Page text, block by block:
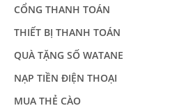
CỔNG THANH TOÁN
THIẾT BỊ THANH TOÁN
QUÀ TẶNG SỐ WATANE
NẠP TIỀN ĐIỆN THOẠI
MUA THẺ CÀO